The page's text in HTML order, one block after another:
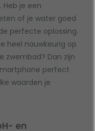
je een
of je water goed
perfecte oplossing.
heel nauwkeurig op
zwembad? Dan zijn
perfect
waarden je
en